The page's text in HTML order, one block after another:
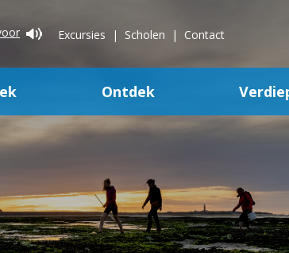
Excursies Scholen Contact
Ontdek